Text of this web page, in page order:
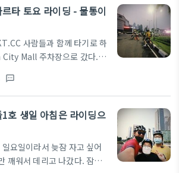
Group으로 나눠서 출발 한
가 아니라 여기저기 다 들쑤
경찰들이 도로를 통제하고
뷰 하는 모습도 보이고... 자
람들이 다 나온 것처럼 유달
타 토요 라이딩 - 물통이
사람들과 함께 타기로 하
Mall 주차장으로 갔다. 역
가... 노면이 거친 곳에서 갑
다. 흐미... 차라도 많았거
찔~ 했을지도 모른다. 어쨌
물통이기에... 그냥 버리고 갈
라이딩 그룹은 내 시야에서
대로 쪽으로 홀로 이동을
textsms
생일 아침은 라이딩으
요일이라서 늦잠 자고 싶어
깨워서 데리고 나갔다. 잠이